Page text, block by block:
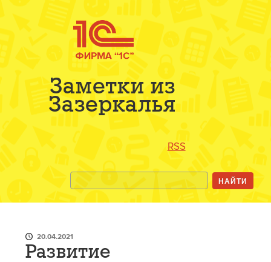
Заметки из
Зазеркалья
RSS
20.04.2021
Развитие